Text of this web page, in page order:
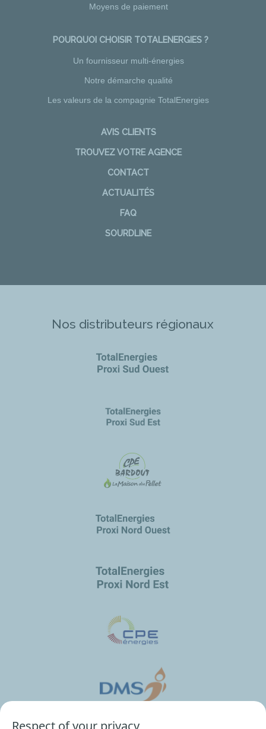
Moyens de paiement
POURQUOI CHOISIR TOTALENERGIES ?
Un fournisseur multi-énergies
Notre démarche qualité
Les valeurs de la compagnie TotalEnergies
AVIS CLIENTS
TROUVEZ VOTRE AGENCE
CONTACT
ACTUALITÉS
FAQ
SOURDLINE
Nos distributeurs régionaux
Respect of your privacy